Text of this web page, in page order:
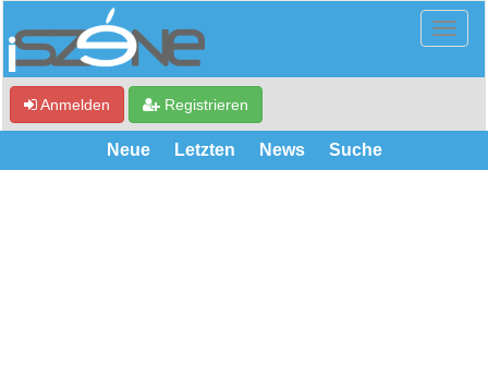
Anmelden Registrieren
Neue Letzten News Suche